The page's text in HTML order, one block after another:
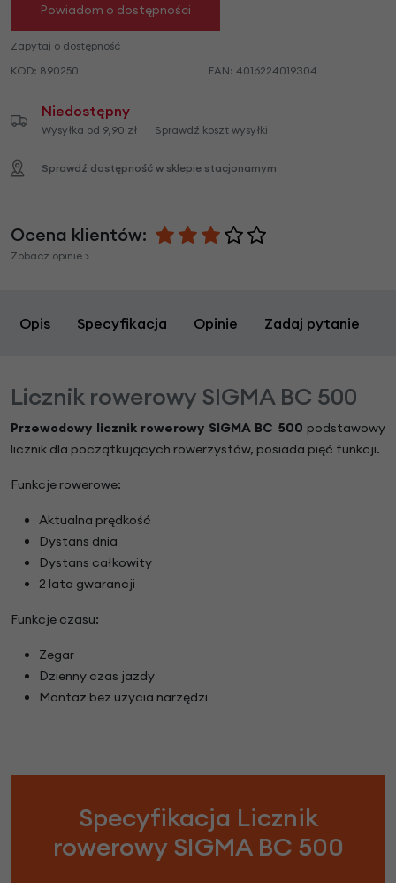
Powiadom o dostępności
Zapytaj o dostępność
KOD: 890250 EAN: 4016224019304
Niedostępny
Wysyłka od 9,90 zł Sprawdź koszt wysyłki
Sprawdź dostępność w sklepie stacjonarnym
Ocena klientów:
Zobacz opinie >
Opis Specyfikacja Opinie Zadaj pytanie
Licznik rowerowy SIGMA BC 500
Przewodowy licznik rowerowy SIGMA BC 500 podstawowy
licznik dla początkujących rowerzystów, posiada pięć funkcji.
Funkcje rowerowe:
Aktualna prędkość
Dystans dnia
Dystans całkowity
2 lata gwarancji
Funkcje czasu:
Zegar
Dzienny czas jazdy
Montaż bez użycia narzędzi
Specyfikacja Licznik
rowerowy SIGMA BC 500